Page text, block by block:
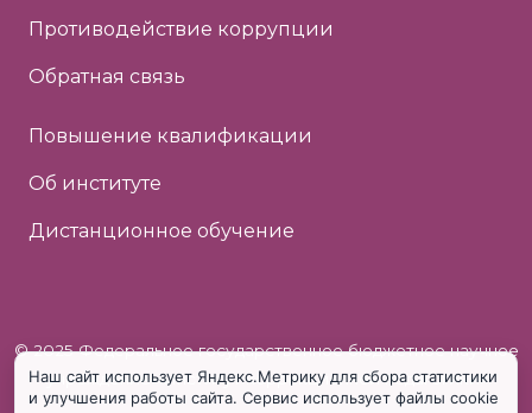
Противодействие коррупции
Обратная связь
Повышение квалификации
Об институте
Дистанционное обучение
© 2025 Федеральное государственное бюджетное научное
учреждение «Институт коррекционной педагогики»
Наш сайт использует Яндекс.Метрику для сбора статистики
и улучшения работы сайта. Сервис использует файлы cookie